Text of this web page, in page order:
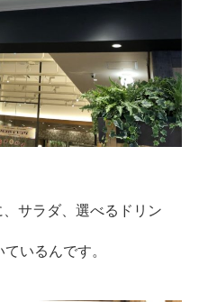
サラダ、選べるドリン
ているんです。